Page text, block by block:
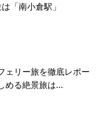
「南小倉駅」
ェリー旅を徹底レポー
める絶景旅は...